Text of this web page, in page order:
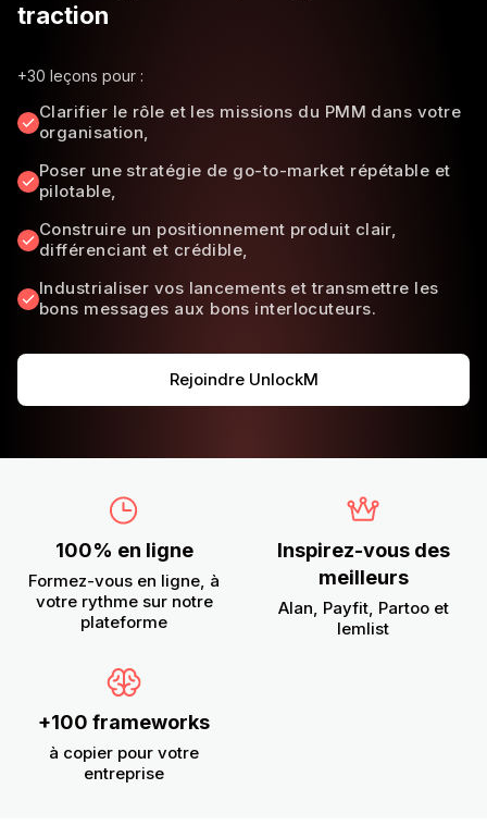
traction
+30 leçons pour :
Clarifier le rôle et les missions du PMM dans votre
organisation,
Poser une stratégie de go-to-market répétable et
pilotable,
Construire un positionnement produit clair,
différenciant et crédible,
Industrialiser vos lancements et transmettre les
bons messages aux bons interlocuteurs.
Rejoindre UnlockM
100% en ligne
Formez-vous en ligne, à
votre rythme sur notre
plateforme
Inspirez-vous des
meilleurs
Alan, Payfit, Partoo et
lemlist
+100 frameworks
à copier pour votre
entreprise